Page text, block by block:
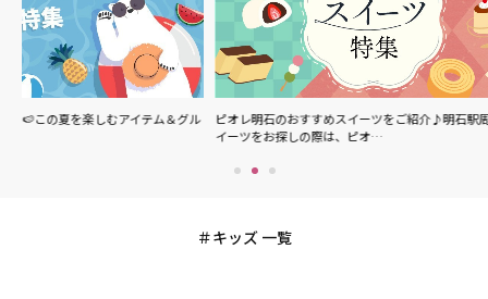
＆グル
ピオレ明石のおすすめスイーツをご紹介♪明石駅周辺でス
イーツをお探しの際は、ピオ…
ピオレ明石で食べ
キッズ 一覧